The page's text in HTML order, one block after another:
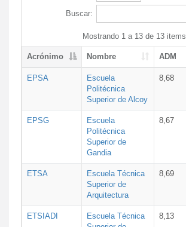
Buscar:
Mostrando 1 a 13 de 13 items
Acrónimo Nombre ADM
EPSA
Escuela
Politécnica
Superior de Alcoy
8,68
EPSG
Escuela
Politécnica
Superior de
Gandia
8,67
ETSA
Escuela Técnica
Superior de
Arquitectura
8,69
ETSIADI
Escuela Técnica
8,13